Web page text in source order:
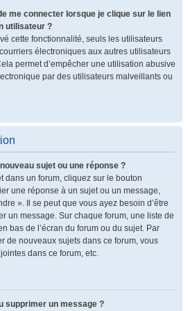
me connecter lorsque je clique sur le lien
utilisateur ?
cette fonctionnalité, seuls les utilisateurs
électroniques aux autres utilisateurs
permet d’empêcher une utilisation abusive
par des utilisateurs malveillants ou
sujet ou une réponse ?
dans un forum, cliquez sur le bouton
une réponse à un sujet ou un message,
». Il se peut que vous ayez besoin d’être
un message. Sur chaque forum, une liste de
bas de l’écran du forum ou du sujet. Par
de nouveaux sujets dans ce forum, vous
dans ce forum, etc.
supprimer un message ?